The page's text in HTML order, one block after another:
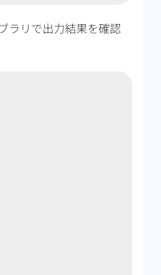
ラリで出力結果を確認